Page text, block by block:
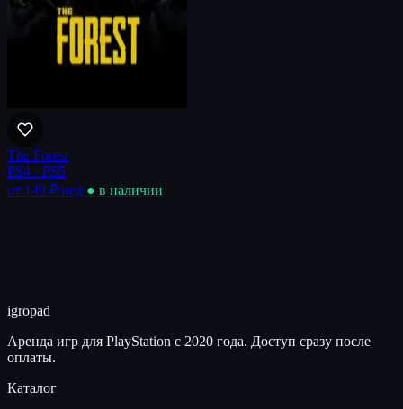
The Forest
PS4 · PS5
от 149 ₽/нед ● в наличии
igropad
Аренда игр для PlayStation с 2020 года. Доступ сразу после
оплаты.
Каталог